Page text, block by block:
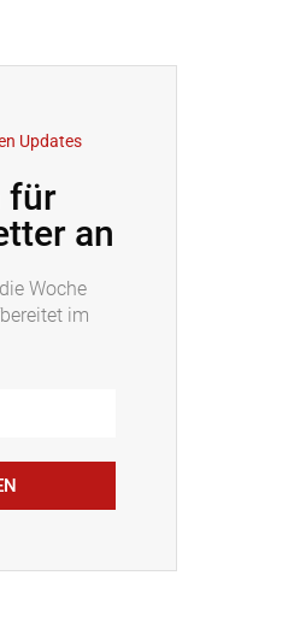
Updates
für
an
Woche
im